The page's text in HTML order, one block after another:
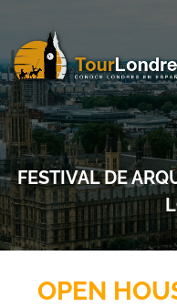
FESTIVAL DE
OPEN